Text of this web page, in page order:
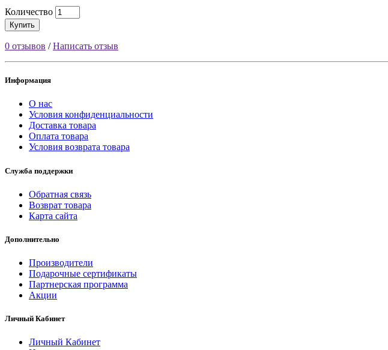
Количество
Купить
0 отзывов /Написать отзыв
Информация
О нас
Условия конфиденциальности
Доставка товара
Оплата товара
Условия возврата товара
Служба поддержки
Обратная связь
Возврат товара
Карта сайта
Дополнительно
Производители
Подарочные сертификаты
Партнерская программа
Акции
Личный Кабинет
Личный Кабинет